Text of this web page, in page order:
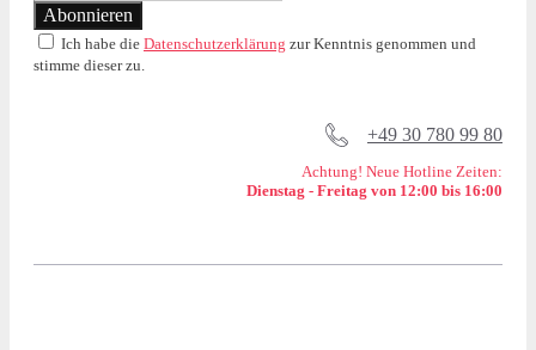
Ich habe die Datenschutzerklärung zur Kenntnis genommen und
stimme dieser zu.
+49 30 780 99 80
Achtung! Neue Hotline Zeiten:
Dienstag - Freitag von 12:00 bis 16:00